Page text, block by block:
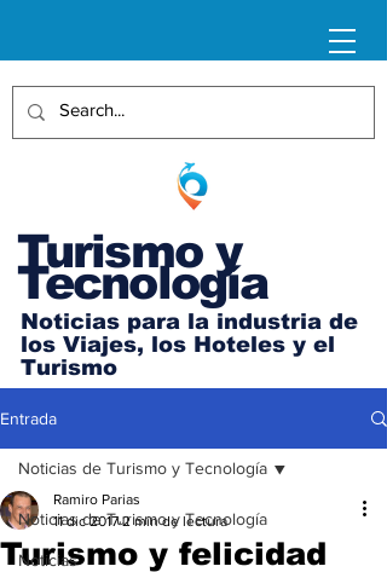
Turismo y
Tecnología
Noticias para la industria de
los Viajes, los Hoteles y el
Turismo
Entrada
Noticias de Turismo y Tecnología
Noticias
Noticias de Turismo y Tecnología
Turismo y felicidad
Ramiro Parias
11 dic 2017 2 min de lectura